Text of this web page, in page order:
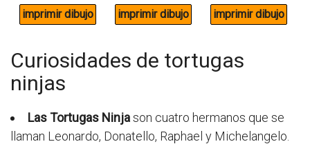
Curiosidades de tortugas
ninjas
Las Tortugas Ninjason cuatro hermanos que se
llaman Leonardo, Donatello, Raphael y Michelangelo.